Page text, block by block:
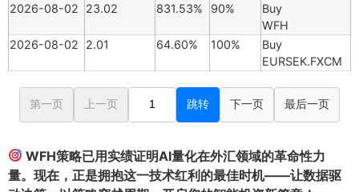
2026-08-02
23.02 831.53% 90%
Buy
WFH
2026-08-02
2.01 64.60% 100%
Buy
EURSEK.FXCM
第一页 上一页 跳转 下一页 最后一页
WFH策略已用实绩证明AI量化在外汇领域的革命性力
量。现在，正是拥抱这一技术红利的最佳时机——让数据驱